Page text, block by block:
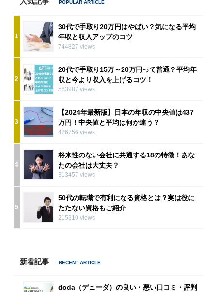
1
30代で手取り20万円はやばい？気になる平均
年収と収入アップのコツ
744827 views
2
20代で手取り15万～20万円って普通？平均年
収と今より収入を上げるコツ！
563987 views
3
【2024年最新版】日本の年収の中央値は437
万円！中央値と平均は何が違う？
426756 views
4
将来性のない会社に共通する18の特徴！あな
たの会社は大丈夫？
313457 views
5
50代の転職で有利になる資格とは？実は役に
たたない資格もご紹介
215310 views
新着記事
doda（デューダ）の良い・悪い口コミ・評判